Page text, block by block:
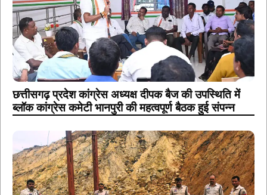
छत्तीसगढ़ प्रदेश कांग्रेस अध्यक्ष दीपक बैज की उपस्थिति में
ब्लॉक कांग्रेस कमेटी भानपुरी की महत्वपूर्ण बैठक हुई संपन्न